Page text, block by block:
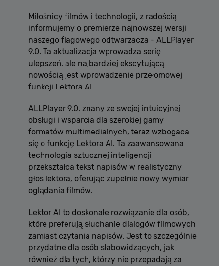
Miłośnicy filmów i technologii, z radością
informujemy o premierze najnowszej wersji
naszego flagowego odtwarzacza - ALLPlayer
9.0. Ta aktualizacja wprowadza serię
ulepszeń, ale najbardziej ekscytującą
nowością jest wprowadzenie przełomowej
funkcji Lektora AI.
ALLPlayer 9.0, znany ze swojej intuicyjnej
obsługi i wsparcia dla szerokiej gamy
formatów multimedialnych, teraz wzbogaca
się o funkcję Lektora AI. Ta zaawansowana
technologia sztucznej inteligencji
przekształca tekst napisów w realistyczny
głos lektora, oferując zupełnie nowy wymiar
oglądania filmów.
Lektor AI to doskonałe rozwiązanie dla osób,
które preferują słuchanie dialogów filmowych
zamiast czytania napisów. Jest to szczególnie
przydatne dla osób słabowidzących, jak
również dla tych, którzy nie przepadają za